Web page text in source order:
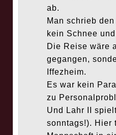
ab.
Man schrieb
kein Schnee
Die Reise wäre
gegangen,
Iffezheim.
Es war kein
zu
Und Lahr II
sonntags!). Hier